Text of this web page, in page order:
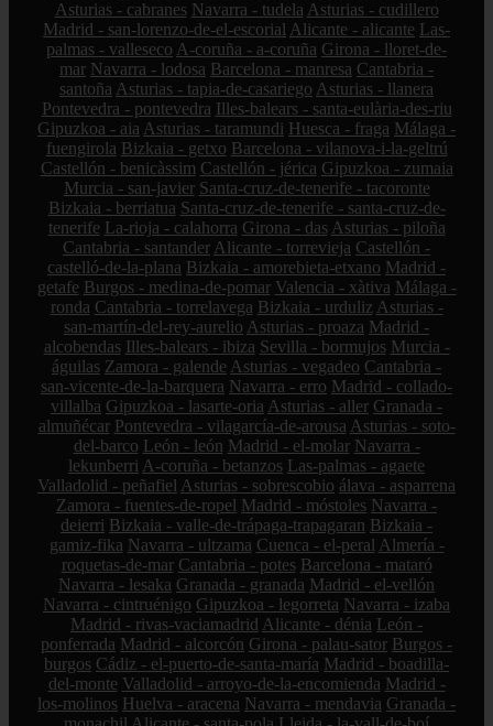
Asturias - cabranes Navarra - tudela Asturias - cudillero
Madrid - san-lorenzo-de-el-escorial Alicante - alicante Las-
palmas - valleseco A-coruña - a-coruña Girona - lloret-de-
mar Navarra - lodosa Barcelona - manresa Cantabria -
santoña Asturias - tapia-de-casariego Asturias - llanera
Pontevedra - pontevedra Illes-balears - santa-eulària-des-riu
Gipuzkoa - aia Asturias - taramundi Huesca - fraga Málaga -
fuengirola Bizkaia - getxo Barcelona - vilanova-i-la-geltrú
Castellón - benicàssim Castellón - jérica Gipuzkoa - zumaia
Murcia - san-javier Santa-cruz-de-tenerife - tacoronte
Bizkaia - berriatua Santa-cruz-de-tenerife - santa-cruz-de-
tenerife La-rioja - calahorra Girona - das Asturias - piloña
Cantabria - santander Alicante - torrevieja Castellón -
castelló-de-la-plana Bizkaia - amorebieta-etxano Madrid -
getafe Burgos - medina-de-pomar Valencia - xàtiva Málaga -
ronda Cantabria - torrelavega Bizkaia - urduliz Asturias -
san-martín-del-rey-aurelio Asturias - proaza Madrid -
alcobendas Illes-balears - ibiza Sevilla - bormujos Murcia -
águilas Zamora - galende Asturias - vegadeo Cantabria -
san-vicente-de-la-barquera Navarra - erro Madrid - collado-
villalba Gipuzkoa - lasarte-oria Asturias - aller Granada -
almuñécar Pontevedra - vilagarcía-de-arousa Asturias - soto-
del-barco León - león Madrid - el-molar Navarra -
lekunberri A-coruña - betanzos Las-palmas - agaete
Valladolid - peñafiel Asturias - sobrescobio álava - asparrena
Zamora - fuentes-de-ropel Madrid - móstoles Navarra -
deierri Bizkaia - valle-de-trápaga-trapagaran Bizkaia -
gamiz-fika Navarra - ultzama Cuenca - el-peral Almería -
roquetas-de-mar Cantabria - potes Barcelona - mataró
Navarra - lesaka Granada - granada Madrid - el-vellón
Navarra - cintruénigo Gipuzkoa - legorreta Navarra - izaba
Madrid - rivas-vaciamadrid Alicante - dénia León -
ponferrada Madrid - alcorcón Girona - palau-sator Burgos -
burgos Cádiz - el-puerto-de-santa-maría Madrid - boadilla-
del-monte Valladolid - arroyo-de-la-encomienda Madrid -
los-molinos Huelva - aracena Navarra - mendavia Granada -